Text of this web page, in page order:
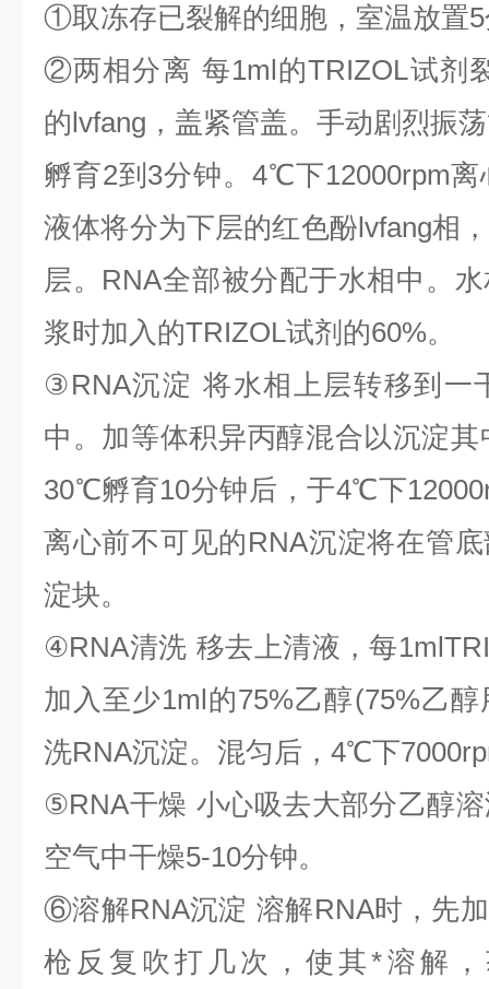
①取冻存已裂解的细胞，室温放置5
②两相分离 每1ml的TRIZOL试剂
的lvfang ，盖紧管盖。手动剧烈振
孵育2到 3分钟。 4℃下12000rpm离
液体将分为下层的红色酚lvfang相
层。 RNA全部被分配于水相中。
浆时加入的TRIZOL试剂的60%。
③RNA沉淀 将水相上层转移到一
中。加等体积异丙醇混合以沉淀其
30℃孵育10分钟后，于4℃下
离心前不可见的RNA沉淀将在管
淀块。
④RNA清洗 移去上清液，每
加入至少1ml的75%乙醇(75%乙醇
洗RNA沉淀。混匀后， 4℃下
⑤RNA干燥 小心吸去大部分乙醇
空气中干燥5-10分钟。
⑥溶解RNA沉淀 溶解RNA时，先
枪反复吹打几次，使其*溶解